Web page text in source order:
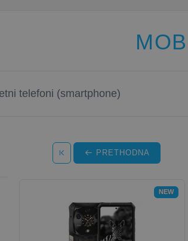
telefoni (smartphone)
PRETHODNA
NEW